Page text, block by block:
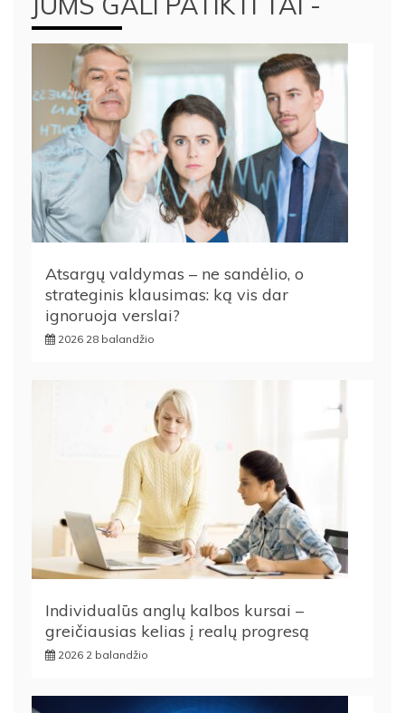
Atsargų valdymas – ne sandėlio, o
strateginis klausimas: ką vis dar
ignoruoja verslai?
2026 28 balandžio
Individualūs anglų kalbos kursai –
greičiausias kelias į realų progresą
2026 2 balandžio